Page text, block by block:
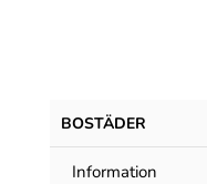
BOSTÄDER
Information